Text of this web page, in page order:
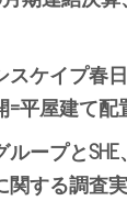
スケイプ春
平屋建て配
ープとSHE
関する調査